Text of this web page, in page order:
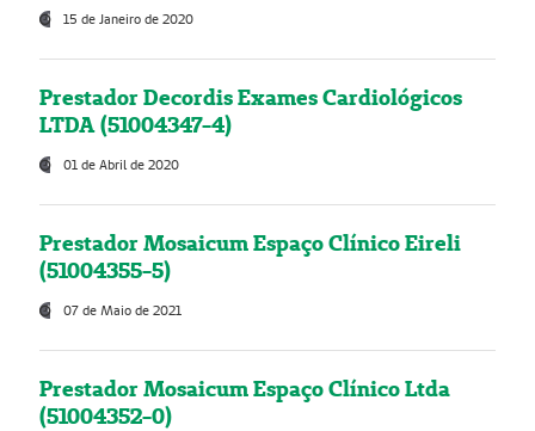
15 de Janeiro de 2020
Prestador Decordis Exames Cardiológicos
LTDA (51004347-4)
01 de Abril de 2020
Prestador Mosaicum Espaço Clínico Eireli
(51004355-5)
07 de Maio de 2021
Prestador Mosaicum Espaço Clínico Ltda
(51004352-0)